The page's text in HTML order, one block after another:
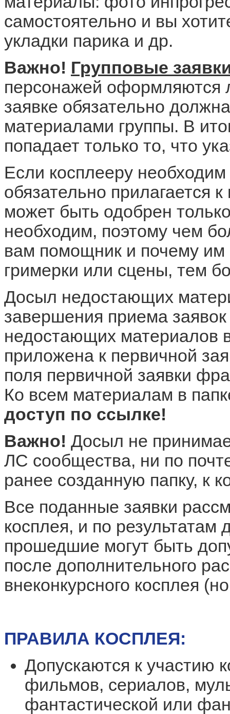
самостоятельно и вы
укладки парика и др.
Важно! Групповые
персонажей оформляются
заявке обязательно
материалами группы. В
попадает только то, что
Если косплееру
обязательно прилагается
может быть одобрен
необходим, поэтому чем
вам помощник и почему им
гримерки или сцены, тем
Досыл недостающих
завершения приема
недостающих материалов
приложена к первичной
поля первичной заявки
Ко всем материалам в
доступ по ссылке!
Важно! Досыл не
ЛС сообщества, ни по
ранее созданную папку, к
Все поданные заявки
косплея, и по результатам
прошедшие могут быть
после дополнительного
внеконкурсного косплея
ПРАВИЛА КОСПЛЕЯ:
Допускаются к участию
фильмов, сериалов,
фантастической или